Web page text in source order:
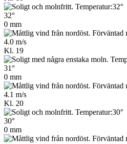
32°
0 mm
4.0 m/s
Kl. 19
31°
0 mm
4.1 m/s
Kl. 20
30°
0 mm